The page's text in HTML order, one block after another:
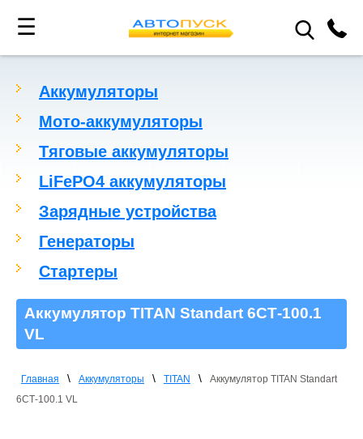
☰
Аккумуляторы
Мото-аккумуляторы
Тяговые аккумуляторы
LiFePO4 аккумуляторы
Зарядные устройства
Генераторы
Стартеры
Аккумулятор TITAN Standart 6СТ-100.1
VL
Главная \ Аккумуляторы \ TITAN \
Аккумулятор TITAN Standart
6СТ-100.1 VL